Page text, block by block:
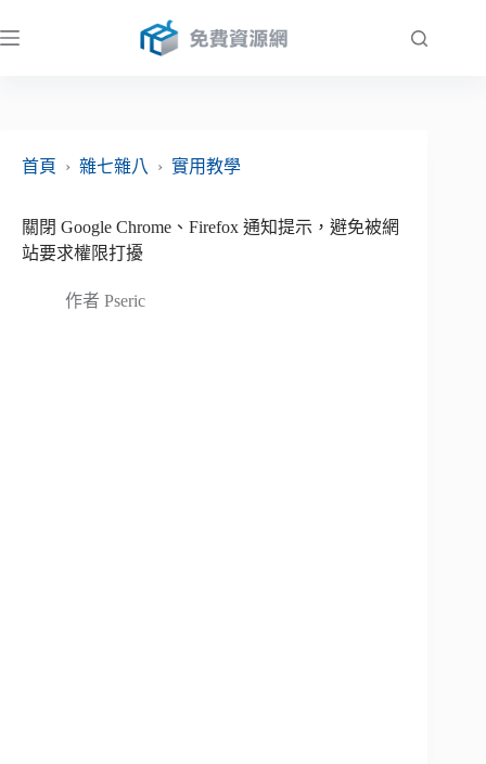
至
首頁
› 雜七雜八 › 實用教學
關閉 Google Chrome、Firefox 通知提示，避免被網
站要求權限打擾
作者 Pseric